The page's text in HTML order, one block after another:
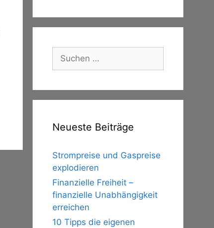
nach:
Neueste Beiträge
Strompreise und Gaspreise
explodieren
Finanzielle Freiheit –
finanzielle Unabhängigkeit
erreichen
10 Tipps die eigenen